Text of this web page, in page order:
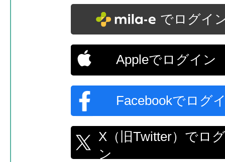
でログイ
Appleでログイン
Facebookでログ
X（旧Twitter）でロ
ン